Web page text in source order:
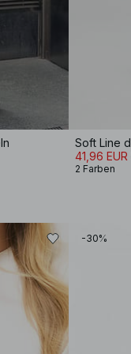
Soft Line
41,96 EUR
2 Farben
-30%